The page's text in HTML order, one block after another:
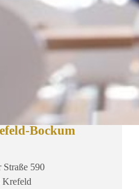
Bockum
Straße 590
Krefeld